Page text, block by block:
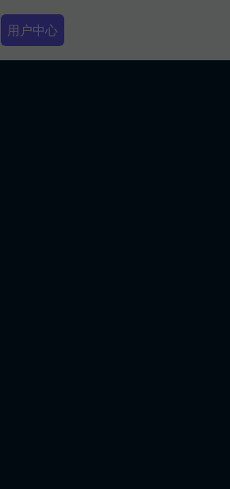
Secondary Menu
用户中心